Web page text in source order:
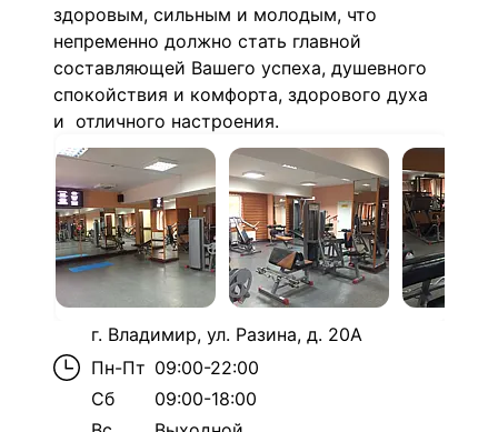
здоровым, сильным и молодым, что
непременно должно стать главной
составляющей Вашего успеха, душевного
спокойствия и комфорта, здорового духа
и отличного настроения.
г. Владимир, ул. Разина, д. 20А
Пн-Пт 09:00-22:00
Сб
09:00-18:00